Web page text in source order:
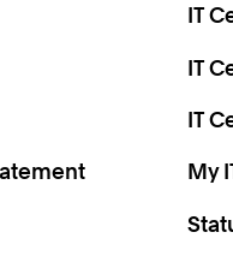
IT
IT
IT
My